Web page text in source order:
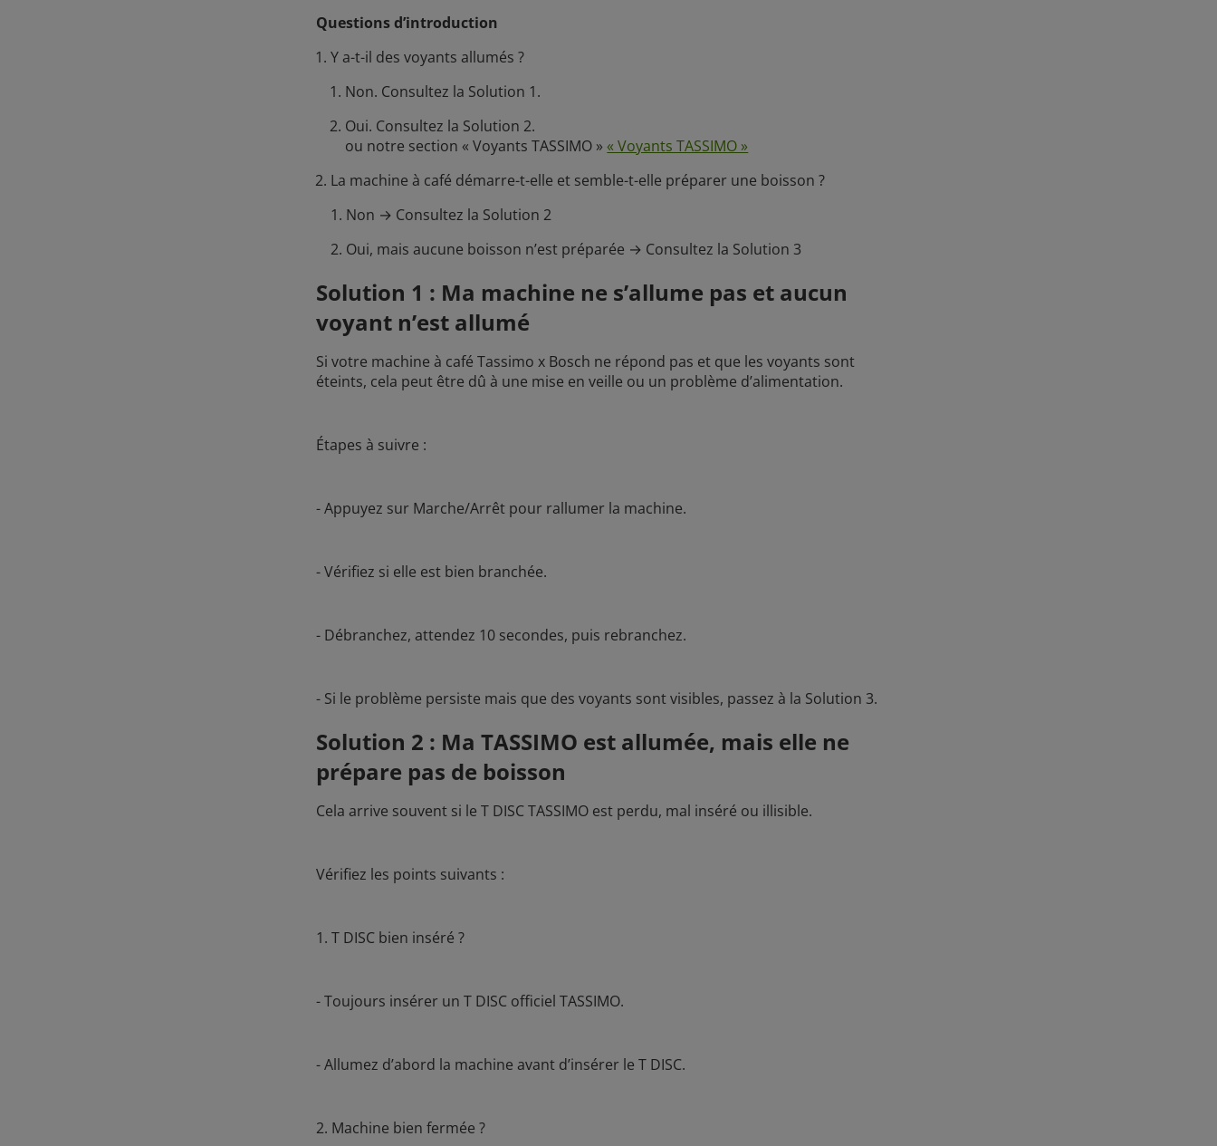
Questions d’introduction
Y a-t-il des voyants allumés ?
Non. Consultez la Solution 1.
Oui. Consultez la Solution 2.
ou notre section « Voyants TASSIMO »« Voyants TASSIMO »
La machine à café démarre-t-elle et semble-t-elle préparer une boisson ?
1. Non → Consultez la Solution 2
2. Oui, mais aucune boisson n’est préparée → Consultez la Solution 3
Solution 1 : Ma machine ne s’allume pas et aucun
voyant n’est allumé
Si votre machine à café Tassimo x Bosch ne répond pas et que les voyants sont
éteints, cela peut être dû à une mise en veille ou un problème d’alimentation.
Étapes à suivre :
- Appuyez sur Marche/Arrêt pour rallumer la machine.
- Vérifiez si elle est bien branchée.
- Débranchez, attendez 10 secondes, puis rebranchez.
- Si le problème persiste mais que des voyants sont visibles, passez à la Solution 3.
Solution 2 : Ma TASSIMO est allumée, mais elle ne
prépare pas de boisson
Cela arrive souvent si le T DISC TASSIMO est perdu, mal inséré ou illisible.
Vérifiez les points suivants :
1. T DISC bien inséré ?
- Toujours insérer un T DISC officiel TASSIMO.
- Allumez d’abord la machine avant d’insérer le T DISC.
2. Machine bien fermée ?